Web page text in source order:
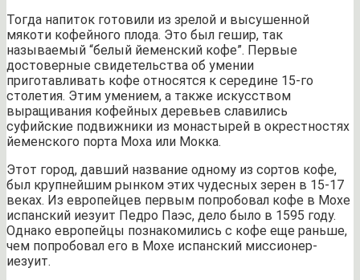
Тогда напиток готовили из зрелой и высушенной
мякоти кофейного плода. Это был гешир, так
называемый “белый йеменский кофе”. Первые
достоверные свидетельства об умении
приготавливать кофе относятся к середине 15-го
столетия. Этим умением, а также искусством
выращивания кофейных деревьев славились
суфийские подвижники из монастырей в окрестностях
йеменского порта Моха или Мокка.
Этот город, давший название одному из сортов кофе,
был крупнейшим рынком этих чудесных зерен в 15-17
веках. Из европейцев первым попробовал кофе в Мохе
испанский иезуит Педро Паэс, дело было в 1595 году.
Однако европейцы познакомились с кофе еще раньше,
чем попробовал его в Мохе испанский миссионер-
иезуит.